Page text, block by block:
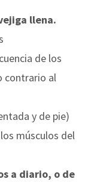
llena.
de los
contrario al
y de pie)
músculos del
a diario, o de